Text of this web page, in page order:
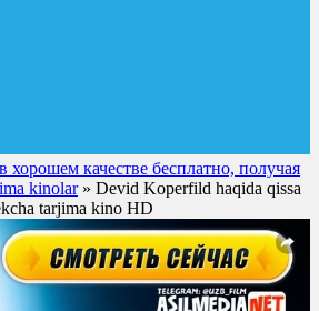
качестве бесплатно, получая
kinolar» Devid Koperfild haqida qissa
tarjima kino HD